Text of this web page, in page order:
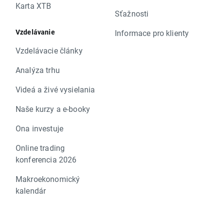
Karta XTB
Vzdelávanie
Vzdelávacie články
Analýza trhu
Videá a živé vysielania
Naše kurzy a e-booky
Ona investuje
Online trading
konferencia 2026
Makroekonomický
kalendár
Sťažnosti
Informace pro klienty